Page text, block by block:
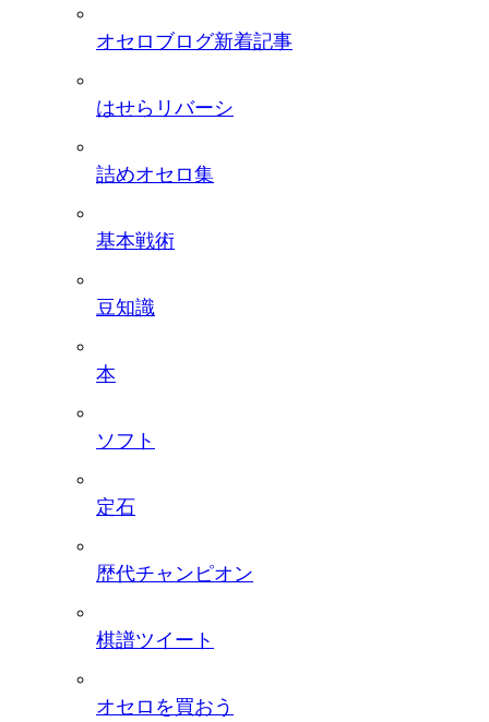
オセロブログ新着記事
はせらリバーシ
詰めオセロ集
基本戦術
豆知識
本
ソフト
定石
歴代チャンピオン
棋譜ツイート
オセロを買おう